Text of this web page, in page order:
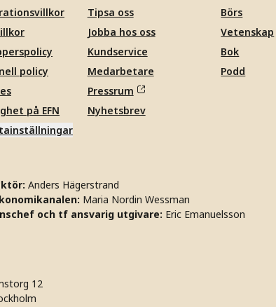
policy
på EFN
Tipsa oss
Jobba hos oss
Kundservice
Medarbetare
Pressrum
Nyhetsbrev
Börs
Vetenskap
Bok
Podd
Anders Hägerstrand
Maria Nordin Wessman
och tf ansvarig utgivare: Eric Emanuelsson
12